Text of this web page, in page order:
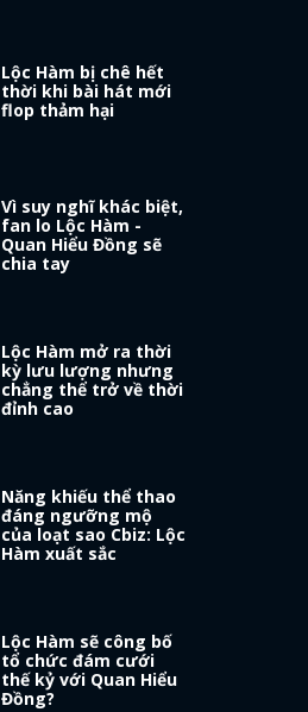
Lộc Hàm bị chê hết
thời khi bài hát mới
flop thảm hại
Vì suy nghĩ khác biệt,
fan lo Lộc Hàm -
Quan Hiểu Đồng sẽ
chia tay
Lộc Hàm mở ra thời
kỳ lưu lượng nhưng
chẳng thể trở về thời
đỉnh cao
Năng khiếu thể thao
đáng ngưỡng mộ
của loạt sao Cbiz: Lộc
Hàm xuất sắc
Lộc Hàm sẽ công bố
tổ chức đám cưới
thế kỷ với Quan Hiểu
Đồng?